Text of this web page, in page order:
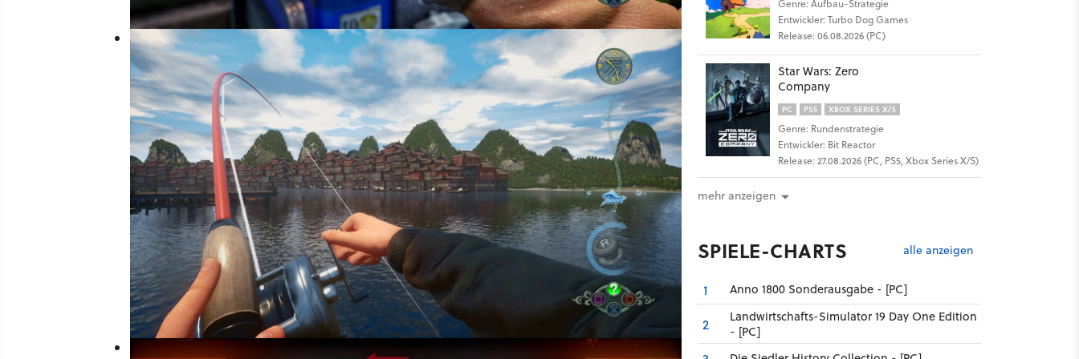
Genre: Aufbau-Strategie
Entwickler: Turbo Dog Games
Release: 06.08.2026 (PC)
Star Wars: Zero
Company
PC PS5 XBOX SERIES X/S
Genre: Rundenstrategie
Entwickler: Bit Reactor
Release: 27.08.2026 (PC, PS5, Xbox Series X/S)
mehr anzeigen
SPIELE-CHARTS alle anzeigen
1 Anno 1800 Sonderausgabe - [PC]
2
Landwirtschafts-Simulator 19 Day One Edition
- [PC]